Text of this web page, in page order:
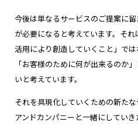
今後は単なるサービスのご提案に
が必要になると考えています。そ
活用により創造していくこと」では
「お客様のために何が出来るのか
いと考えています。
それを具現化していくための新た
アンドカンパニーと一緒にしていき